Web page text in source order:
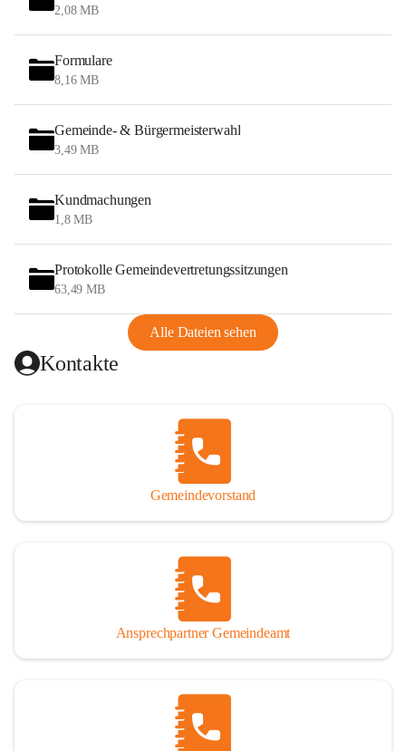
2,08 MB
Formulare
8,16 MB
Gemeinde- & Bürgermeisterwahl
3,49 MB
Kundmachungen
1,8 MB
Protokolle Gemeindevertretungssitzungen
63,49 MB
Alle Dateien sehen
Kontakte
Gemeindevorstand
Ansprechpartner Gemeindeamt